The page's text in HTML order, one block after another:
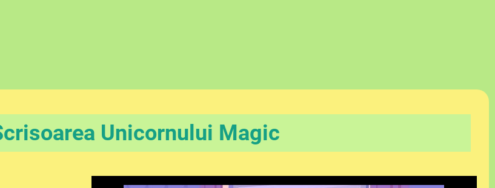
Unicornului Magic